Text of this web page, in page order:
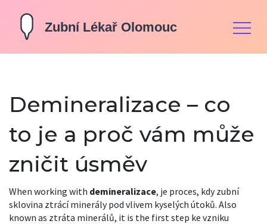
Demineralizace – co
to je a proč vám může
zničit úsměv
When working with demineralizace, je proces, kdy zubní
sklovina ztrácí minerály pod vlivem kyselých útoků. Also
known as ztráta minerálů, it is the first step ke vzniku